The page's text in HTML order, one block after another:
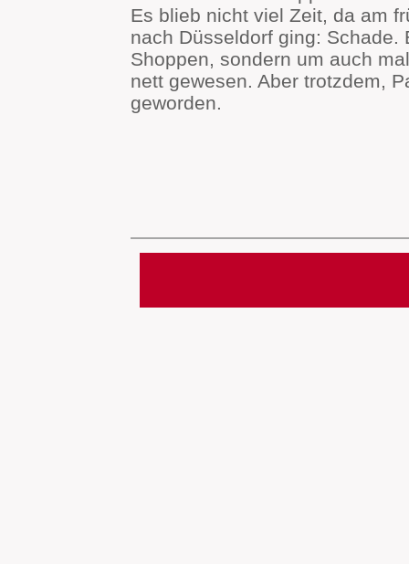
Es blieb nicht viel Zeit, da am
nach Düsseldorf ging: Schade.
Shoppen, sondern um auch
nett gewesen. Aber trotzdem,
geworden.